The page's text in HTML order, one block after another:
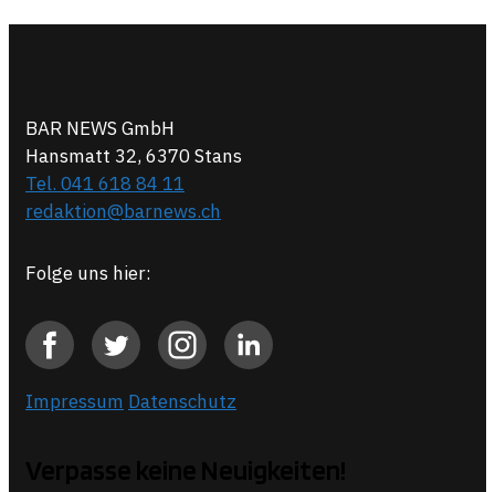
BAR NEWS GmbH
Hansmatt 32, 6370 Stans
Tel. 041 618 84 11
redaktion@barnews.ch
Folge uns hier:
Impressum Datenschutz